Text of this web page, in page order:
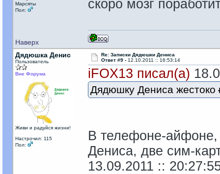
Марсяты
Пол:
скоро мозг
Наверх
Дядюшка Денис
Пользователь
Вне Форума
Живи и радуйся жизни!
Настрочил: 115
Пол:
Re: Записки Дядюшки Дениса
Ответ #9 - 12.10.2011 :: 16:53:14
iFOX13 писал(а)
Дядюшку Дениса жестоко
В телефоне-
Дениса, две сим-
13.09.2011 ::